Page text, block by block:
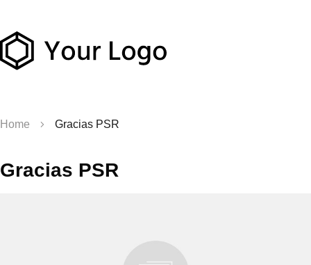
Home Gracias PSR
Gracias PSR